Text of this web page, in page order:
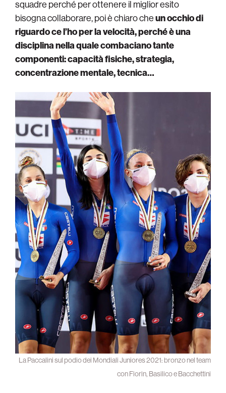
squadre perché per ottenere il miglior esito
bisogna collaborare, poi è chiaro cheun occhio di
riguardo ce l’ho per la velocità, perché è una
disciplina nella quale combaciano tante
componenti: capacità fisiche, strategia,
concentrazione mentale, tecnica…
La Paccalini sul podio dei Mondiali Juniores 2021: bronzo nel team
con Fiorin, Basilico e Bacchettini